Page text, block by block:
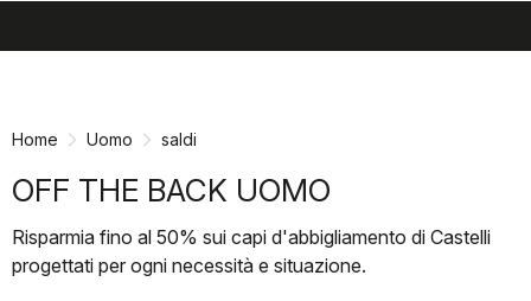
Home Uomo saldi
OFF THE BACK UOMO
Risparmia fino al 50% sui capi d'abbigliamento di Castelli
progettati per ogni necessità e situazione.